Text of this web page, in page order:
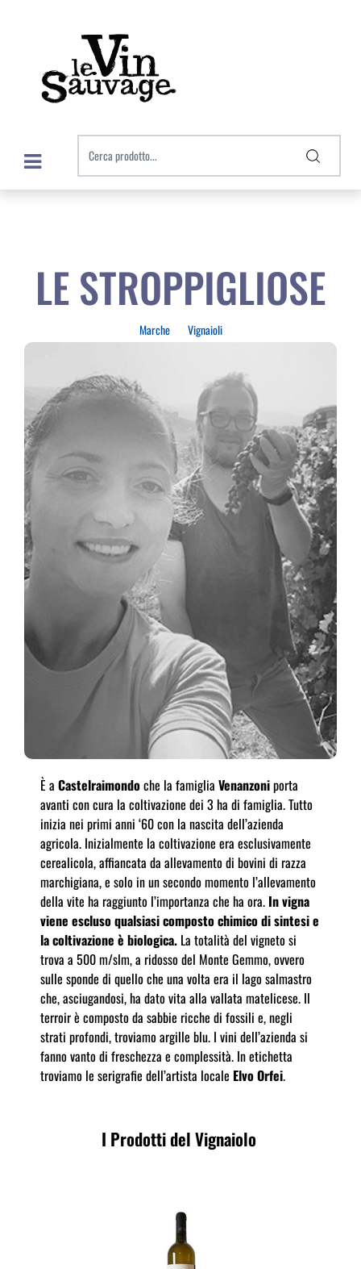
Open menu
LE STROPPIGLIOSE
Marche Vignaioli
È a Castelraimondoche la famiglia Venanzoniporta
avanti con cura la coltivazione dei 3 ha di famiglia. Tutto
inizia nei primi anni ‘60 con la nascita dell’azienda
agricola. Inizialmente la coltivazione era esclusivamente
cerealicola, affiancata da allevamento di bovini di razza
marchigiana, e solo in un secondo momento l’allevamento
della vite ha raggiunto l’importanza che ha ora. In vigna
viene escluso qualsiasi composto chimico di sintesi e
la coltivazione è biologica. La totalità del vigneto si
trova a 500 m/slm, a ridosso del Monte Gemmo, ovvero
sulle sponde di quello che una volta era il lago salmastro
che, asciugandosi, ha dato vita alla vallata matelicese. Il
terroir è composto da sabbie ricche di fossili e, negli
strati profondi, troviamo argille blu. I vini dell’azienda si
fanno vanto di freschezza e complessità. In etichetta
troviamo le serigrafie dell’artista locale Elvo Orfei.
I Prodotti del Vignaiolo